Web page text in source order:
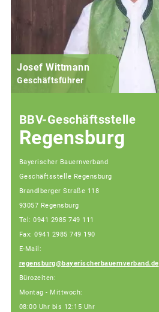
Josef Wittmann
Geschäftsführer
BBV-Geschäftsstelle
Regensburg
Bayerischer Bauernverband
Geschäftsstelle Regensburg
Brandlberger Straße 118
93057 Regensburg
Tel: 0941 2985 749 111
Fax: 0941 2985 749 190
E-Mail:
regensburg@bayerischerbauernverband.de
Bürozeiten:
Montag - Mittwoch:
08:00 Uhr bis 12:15 Uhr